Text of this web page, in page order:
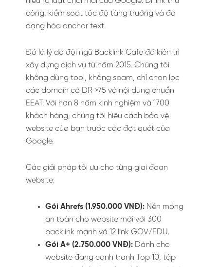
công, kiểm soát tốc độ tăng trưởng và đa
dạng hóa anchor text.
Đó là lý do đội ngũ Backlink Cafe đã kiên trì
xây dựng dịch vụ từ năm 2015. Chúng tôi
không dùng tool, không spam, chỉ chọn lọc
các domain có DR >75 và nội dung chuẩn
EEAT. Với hơn 8 năm kinh nghiệm và 1700
khách hàng, chúng tôi hiểu cách bảo vệ
website của bạn trước các đợt quét của
Google.
Các giải pháp tối ưu cho từng giai đoạn
website:
Gói Ahrefs (1.950.000 VNĐ): Nền móng
an toàn cho website mới với 300
backlink mạnh và 12 link GOV/EDU.
Gói A+ (2.750.000 VNĐ): Dành cho
website đang cạnh tranh Top 10, tập